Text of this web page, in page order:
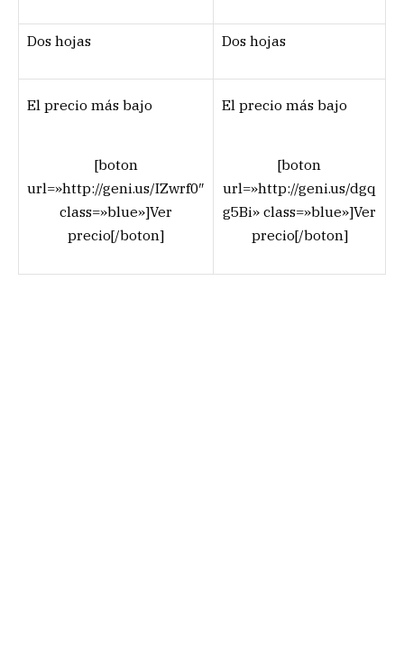
Dos hojas Dos hojas
El precio más bajo
[boton
url=»http://geni.us/IZwrf0″
class=»blue»]Ver
precio[/boton]
El precio más bajo
[boton
url=»http://geni.us/dgq
g5Bi» class=»blue»]Ver
precio[/boton]